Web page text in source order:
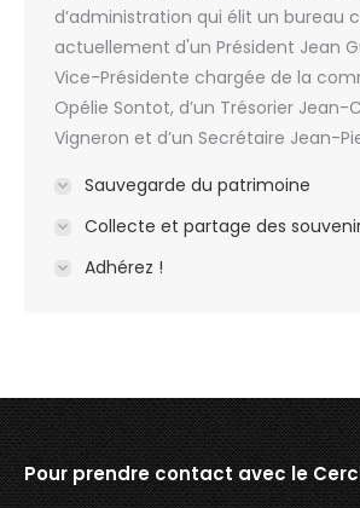
d’administration qui élit un bureau
actuellement d'un Président Jean
Vice-Présidente chargée de la
Opélie Sontot, d’un Trésorier Jean-
Vigneron et d’un Secrétaire Jean-
Sauvegarde du patrimoine
Collecte et partage des
Adhérez !
Pour prendre contact avec le